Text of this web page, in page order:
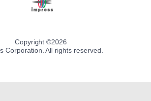
Copyright ©2026
Corporation. All rights reserved.